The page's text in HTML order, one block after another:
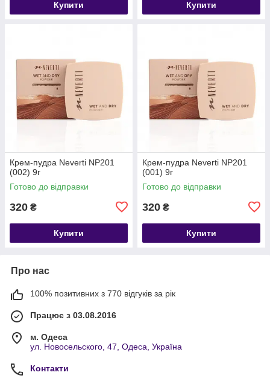
Купити Купити
Крем-пудра Neverti NP201
(002) 9г
Готово до відправки
320 ₴
Купити
Крем-пудра Neverti NP201
(001) 9г
Готово до відправки
320 ₴
Купити
Про нас
100% позитивних з 770 відгуків за рік
Працює з 03.08.2016
м. Одеса
ул. Новосельского, 47, Одеса, Україна
Контакти